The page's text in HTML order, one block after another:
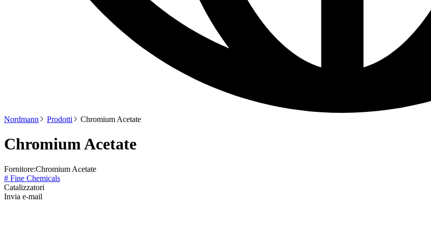
Nordmann Prodotti Chromium Acetate
Chromium Acetate
Fornitore:Chromium Acetate
# Fine Chemicals
Catalizzatori
Invia e-mail